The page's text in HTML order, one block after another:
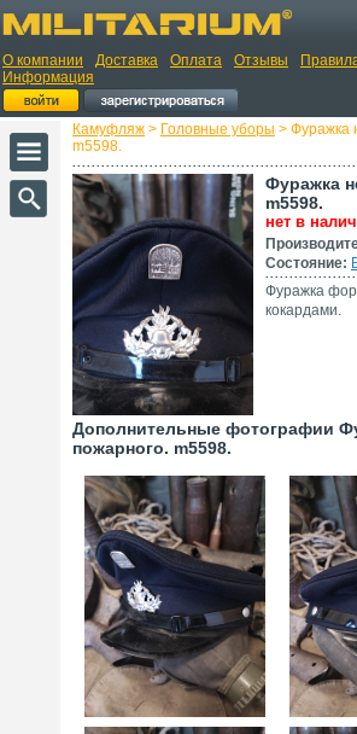
О компании Доставка Оплата Отзывы
Информация
Камуфляж > Головные уборы > Фуражка
m5598.
Фуражка
m5598.
нет в
Состояние:
Фуражка
кокардами.
Дополнительные фотографии
пожарного. m5598.